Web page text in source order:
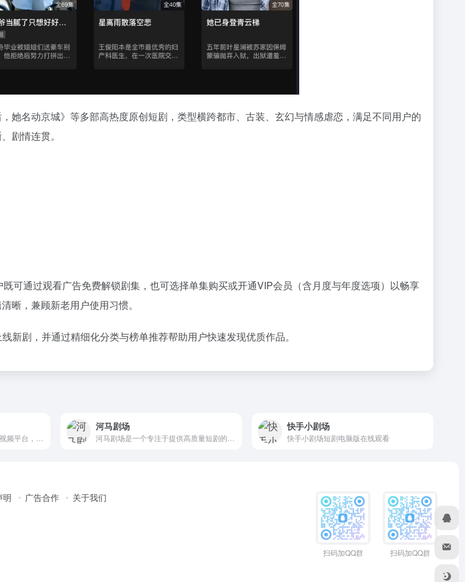
她名动京城》等多部高热度原创短剧，类型横跨都市、古装、玄幻与情感虐恋，满足不同用户的
剧情连贯。
可通过观看广告免费解锁剧集，也可选择单集购买或开通VIP会员（含月度与年度选项）以畅享
晰，兼顾新老用户使用习惯。
新剧，并通过精细化分类与榜单推荐帮助用户快速发现优质作品。
河马剧场 快手小剧场
快手小剧场短剧电脑版在线观看
明 广告合作 关于我们
扫码加QQ群 扫码加QQ群